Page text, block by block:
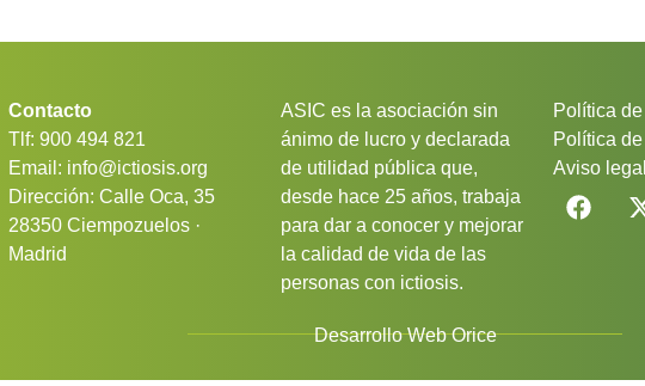
Contacto
Tlf: 900 494 821
Email: info@ictiosis.org
Dirección: Calle Oca, 35
28350 Ciempozuelos ·
Madrid
ASIC es la asociación sin
ánimo de lucro y declarada
de utilidad pública que,
desde hace 25 años, trabaja
para dar a conocer y mejorar
la calidad de vida de las
personas con ictiosis.
Política
Política
Aviso legal
Desarrollo Web Orice